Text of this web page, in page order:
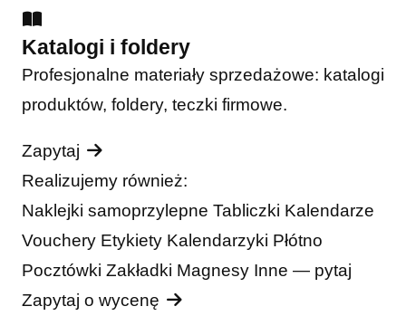
Katalogi i foldery
Profesjonalne materiały sprzedażowe: katalogi
produktów, foldery, teczki firmowe.
Zapytaj
Realizujemy również:
Naklejki samoprzylepne Tabliczki Kalendarze
Vouchery Etykiety Kalendarzyki Płótno
Pocztówki Zakładki Magnesy Inne — pytaj
Zapytaj o wycenę